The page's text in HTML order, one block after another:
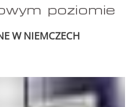
poziomie
W NIEMCZECH